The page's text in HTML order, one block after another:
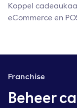
Koppel
eCommerce en
Franchise
Beheer